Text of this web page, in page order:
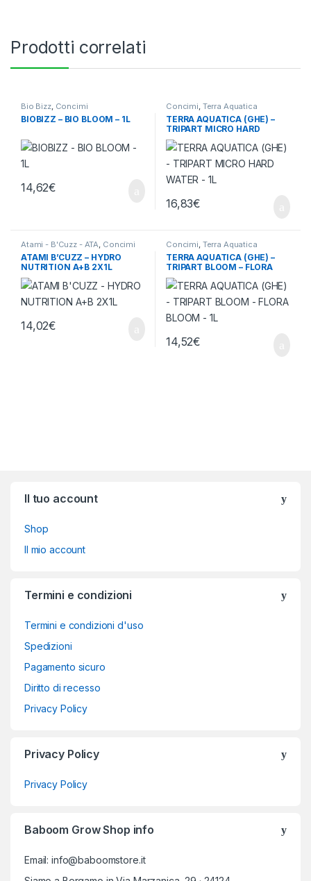
Prodotti correlati
Bio Bizz, Concimi
BIOBIZZ – BIO BLOOM – 1L
14,62€
Concimi, Terra Aquatica
TERRA AQUATICA (GHE) –
TRIPART MICRO HARD
WATER – 1L
16,83€
Atami - B'Cuzz - ATA, Concimi
ATAMI B’CUZZ – HYDRO
NUTRITION A+B 2X1L
14,02€
Concimi, Terra Aquatica
TERRA AQUATICA (GHE) –
TRIPART BLOOM – FLORA
BLOOM – 1L
14,52€
Il tuo account
Shop
Il mio account
Termini e condizioni
Termini e condizioni d'uso
Spedizioni
Pagamento sicuro
Diritto di recesso
Privacy Policy
Privacy Policy
Privacy Policy
Baboom Grow Shop info
Email: info@baboomstore.it